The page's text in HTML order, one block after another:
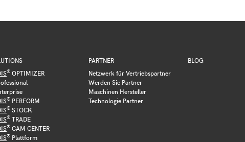
® OPTIMIZER
® PERFORM
® STOCK
® TRADE
® CAM CENTER
® Plattform
PARTNER
Netzwerk für Vertriebspartner
Werden Sie Partner
Maschinen Hersteller
Technologie Partner
BLOG